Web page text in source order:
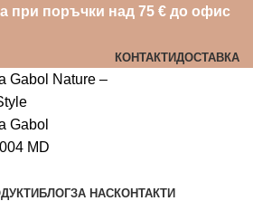
при поръчки над 75 € до офис
КОНТАКТИДОСТАВКА
БЛОГЗА НАСКОНТАКТИ